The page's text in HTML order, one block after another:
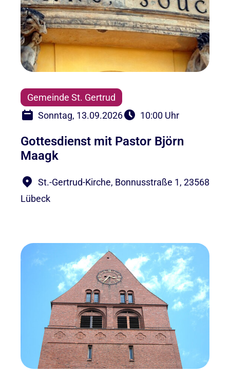
Gemeinde St. Gertrud
Sonntag, 13.09.2026
10:00 Uhr
Gottesdienst mit Pastor Björn
Maagk
St.-Gertrud-Kirche, Bonnusstraße 1, 23568
Lübeck